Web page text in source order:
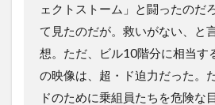
ェクトストーム」と闘ったのだ
て見たのだが。救いがない、と
想。ただ、ビル10階分に相当す
の映像は、超・ド迫力だった。
ドのために乗組員たちを危険な